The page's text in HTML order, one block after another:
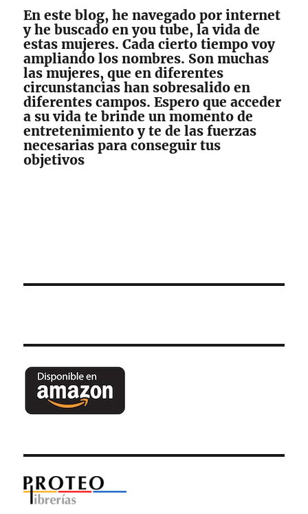
En este blog, he navegado por internet
y he buscado en you tube, la vida de
estas mujeres. Cada cierto tiempo voy
ampliando los nombres. Son muchas
las mujeres, que en diferentes
circunstancias han sobresalido en
diferentes campos. Espero que acceder
a su vida te brinde un momento de
entretenimiento y te de las fuerzas
necesarias para conseguir tus
objetivos